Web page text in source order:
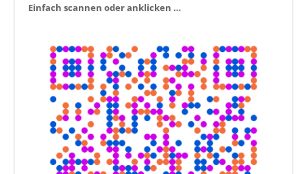
Ein­fach scan­nen oder anklicken …